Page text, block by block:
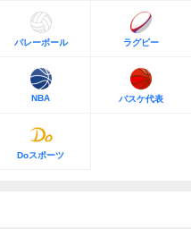
バレーボール ラグビー
NBA バスケ代表
Doスポーツ